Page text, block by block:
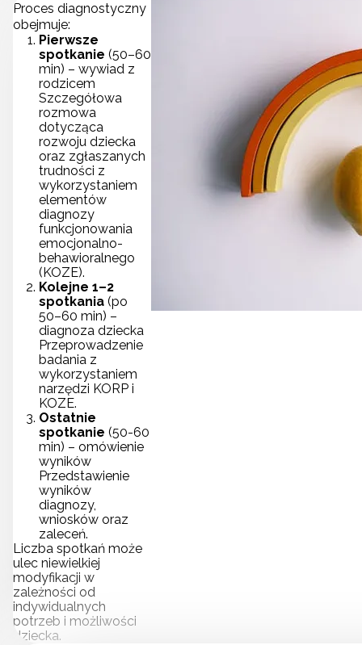
Proces diagnostyczny
obejmuje:
Pierwsze
spotkanie (50–60
min) – wywiad z
rodzicem
Szczegółowa
rozmowa
dotycząca
rozwoju dziecka
oraz zgłaszanych
trudności z
wykorzystaniem
elementów
diagnozy
funkcjonowania
emocjonalno-
behawioralnego
(KOZE).
Kolejne 1–2
spotkania (po
50–60 min) –
diagnoza dziecka
Przeprowadzenie
badania z
wykorzystaniem
narzędzi KORP i
KOZE.
Ostatnie
spotkanie (50-60
min) – omówienie
wyników
Przedstawienie
wyników
diagnozy,
wniosków oraz
zaleceń.
Liczba spotkań może
ulec niewielkiej
modyfikacji w
zależności od
indywidualnych
potrzeb i możliwości
dziecka.